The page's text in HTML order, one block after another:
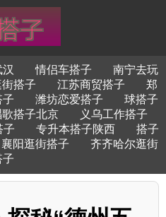
情侣车搭子
南宁去玩
搭子 江苏商贸搭子
郑
子 潍坊恋爱搭子
球搭子
歌搭子北京
义乌工作搭子
子 专升本搭子陕西
搭子
襄阳逛街搭子
齐齐哈尔逛街
子